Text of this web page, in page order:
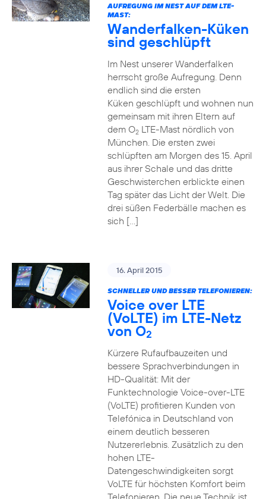
AUFREGUNG IM NEST AUF DEM LTE-
MAST:
Wanderfalken-Küken
sind geschlüpft
Im Nest unserer Wanderfalken
herrscht große Aufregung. Denn
endlich sind die ersten
Küken geschlüpft und wohnen nun
gemeinsam mit ihren Eltern auf
dem O2LTE-Mast nördlich von
München. Die ersten zwei
schlüpften am Morgen des 15. April
aus ihrer Schale und das dritte
Geschwisterchen erblickte einen
Tag später das Licht der Welt. Die
drei süßen Federbälle machen es
sich […]
16. April 2015
SCHNELLER UND BESSER TELEFONIEREN:
Voice over LTE
(VoLTE) im LTE-Netz
von O2
Kürzere Rufaufbauzeiten und
bessere Sprachverbindungen in
HD-Qualität: Mit der
Funktechnologie Voice-over-LTE
(VoLTE) profitieren Kunden von
Telefónica in Deutschland von
einem deutlich besseren
Nutzererlebnis. Zusätzlich zu den
hohen LTE-
Datengeschwindigkeiten sorgt
VoLTE für höchsten Komfort beim
Telefonieren. Die neue Technik ist